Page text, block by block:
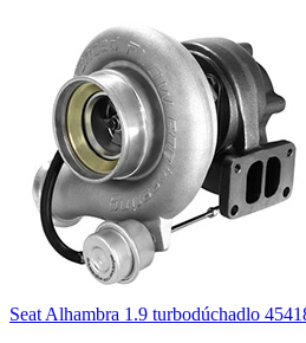
Seat Alhambra 1.9 turbodúchadlo